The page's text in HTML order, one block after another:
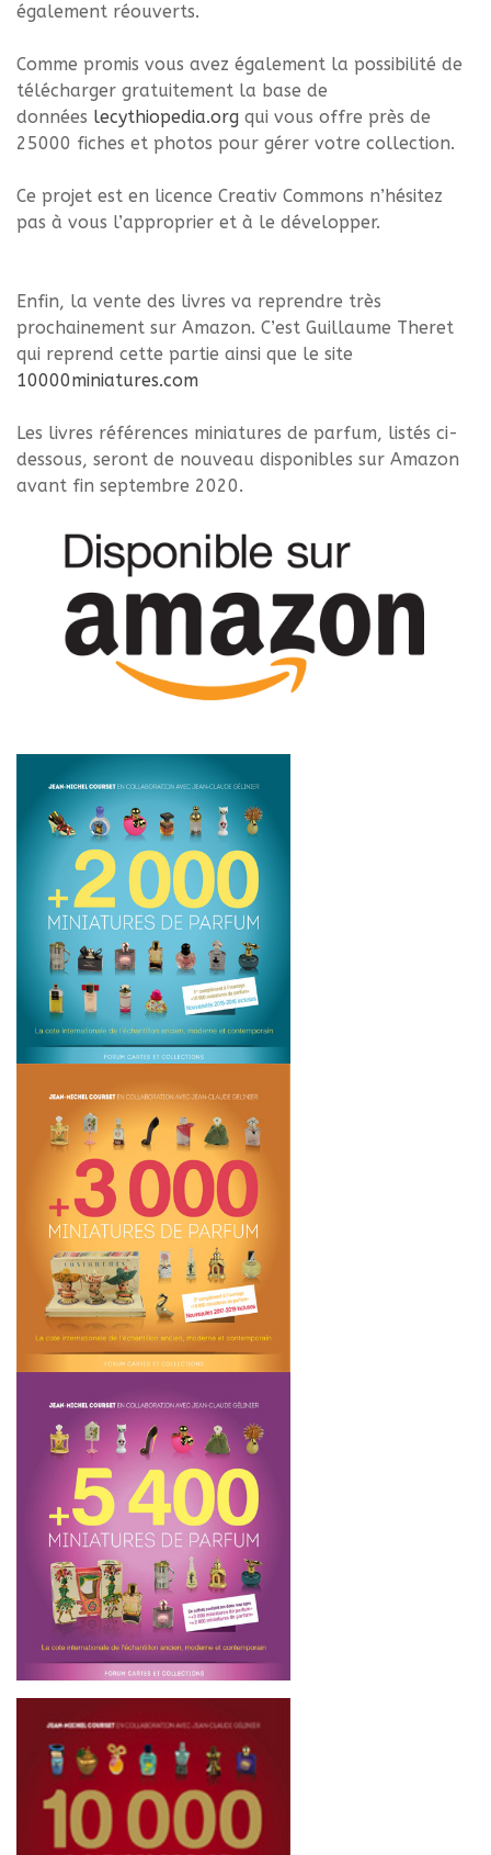
également réouverts.
Comme promis vous avez également la possibilité de
télécharger gratuitement la base de
données lecythiopedia.org qui vous offre près de
25000 fiches et photos pour gérer votre collection.
Ce projet est en licence Creativ Commons n’hésitez
pas à vous l’approprier et à le développer.
Enfin, la vente des livres va reprendre très
prochainement sur Amazon. C’est Guillaume Theret
qui reprend cette partie ainsi que le site
10000miniatures.com
Les livres références miniatures de parfum, listés ci-
dessous, seront de nouveau disponibles sur Amazon
avant fin septembre 2020.